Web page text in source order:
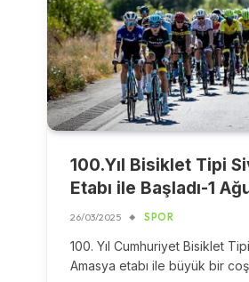
100.Yıl Bisiklet Tipi
Etabı ile Başladı-1
26/03/2025 SPOR
100. Yıl Cumhuriyet Bisiklet
Amasya etabı ile büyük bir